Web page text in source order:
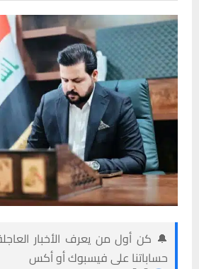
🔔 كن أول من يعرف الأخبار
حساباتنا على فيسبوك أو أكس